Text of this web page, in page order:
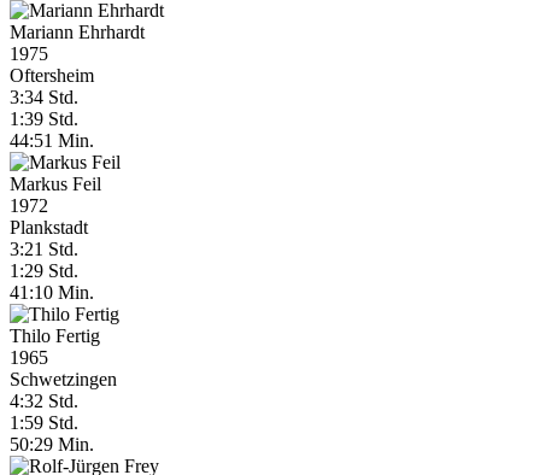
Mariann Ehrhardt
1975
Oftersheim
3:34 Std.
1:39 Std.
44:51 Min.
Markus Feil
1972
Plankstadt
3:21 Std.
1:29 Std.
41:10 Min.
Thilo Fertig
1965
Schwetzingen
4:32 Std.
1:59 Std.
50:29 Min.